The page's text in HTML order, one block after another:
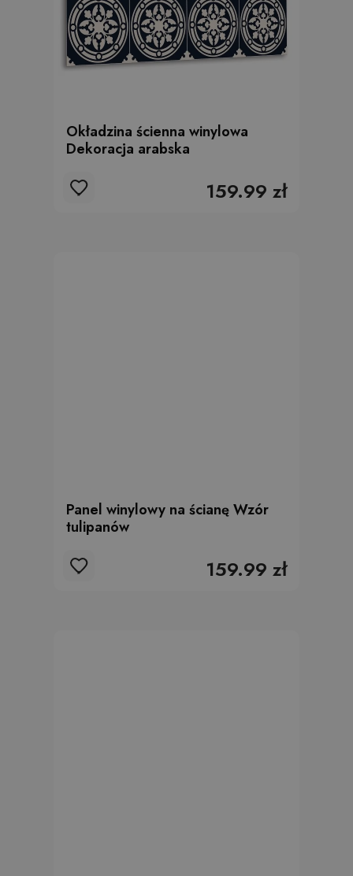
Okładzina ścienna winylowa
Dekoracja arabska
159.99 zł
Panel winylowy na ścianę Wzór
tulipanów
159.99 zł